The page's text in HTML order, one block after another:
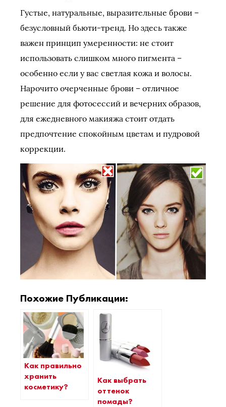
Густые, натуральные, выразительные брови –
безусловный бьюти-тренд. Но здесь также
важен принцип умеренности: не стоит
использовать слишком много пигмента –
особенно если у вас светлая кожа и волосы.
Нарочито очерченные брови – отличное
решение для фотосессий и вечерних образов,
для ежедневного макияжа стоит отдать
предпочтение спокойным цветам и пудровой
коррекции.
Похожие Публикации:
Как правильно
хранить
косметику?
Как выбрать
оттенок
помады?